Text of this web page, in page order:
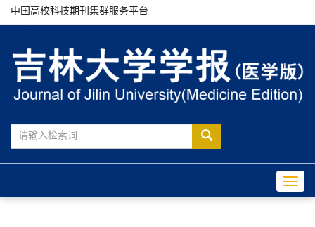
中国高校科技期刊集群服务平台